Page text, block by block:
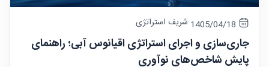
شریف استراتژی
جاری‌سازی و اجرای استراتژی اقیانوس آبی؛ راهنمای
پایش شاخص‌های نوآوری